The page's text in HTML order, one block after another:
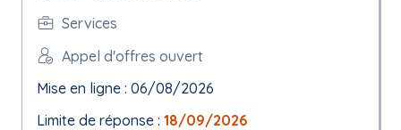
Services
Appel d'offres ouvert
Mise en ligne : 06/08/2026
Limite de réponse : 18/09/2026